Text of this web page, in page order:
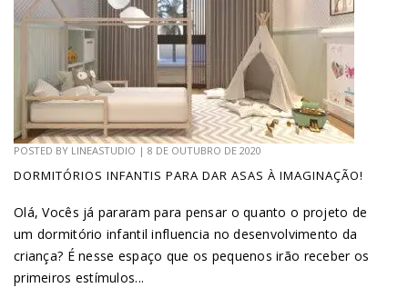
POSTED BY LINEASTUDIO | 8 DE OUTUBRO DE 2020
DORMITÓRIOS INFANTIS PARA DAR ASAS À IMAGINAÇÃO!
Olá, Vocês já pararam para pensar o quanto o projeto de
um dormitório infantil influencia no desenvolvimento da
criança? É nesse espaço que os pequenos irão receber os
primeiros estímulos...